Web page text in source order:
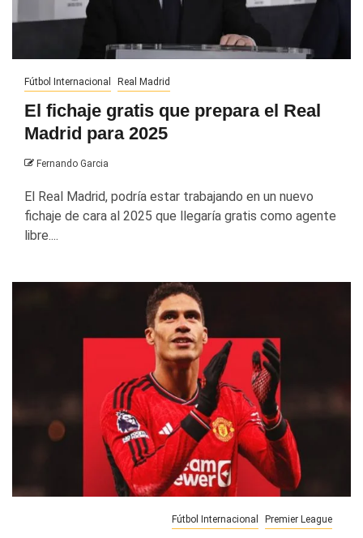
Fútbol Internacional Real Madrid
El fichaje gratis que prepara el Real
Madrid para 2025
Fernando Garcia
El Real Madrid, podría estar trabajando en un nuevo
fichaje de cara al 2025 que llegaría gratis como agente
libre....
Fútbol Internacional Premier League